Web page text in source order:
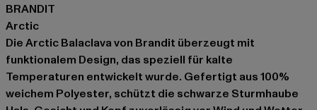
BRANDIT
Arctic
Die Arctic Balaclava von Brandit überzeugt mit
funktionalem Design, das speziell für kalte
Temperaturen entwickelt wurde. Gefertigt aus 100%
weichem Polyester, schützt die schwarze Sturmhaube